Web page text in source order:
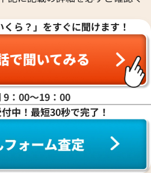
くら？」をすぐに聞けます！
9：00〜19：00
中！最短30秒で完了！